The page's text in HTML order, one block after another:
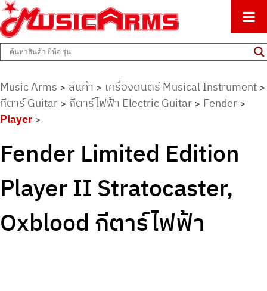
Music Arms
ศูนย์รวมครื่องดนตรีทุกชนิด ตั้งแต่เริ่มต้นถึงมืออาชีพ
Music Arms > สินค้า > เครื่องดนตรี Musical Instrument >
กีตาร์ Guitar > กีตาร์ไฟฟ้า Electric Guitar > Fender >
Player >
Fender Limited Edition
Player II Stratocaster,
Oxblood กีตาร์ไฟฟ้า